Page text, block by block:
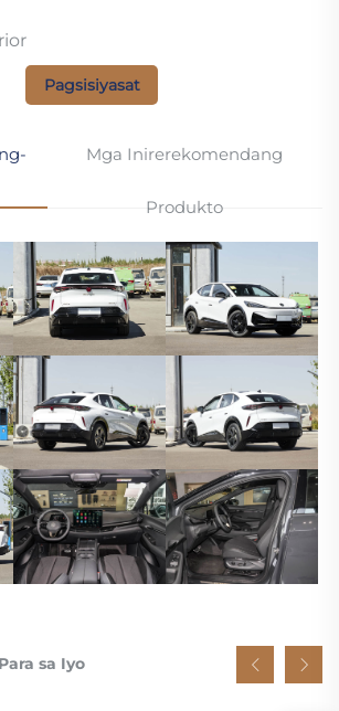
Pagsisiyasat
Mga Inirerekomendang
Produkto
sa Iyo